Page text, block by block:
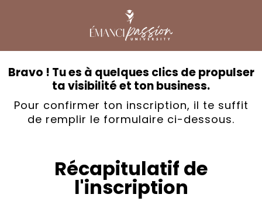
Bravo ! Tu es à quelques clics de propulser
ta visibilité et ton business.
Pour confirmer ton inscription, il te suffit
de remplir le formulaire ci-dessous.
Récapitulatif de
l'inscription